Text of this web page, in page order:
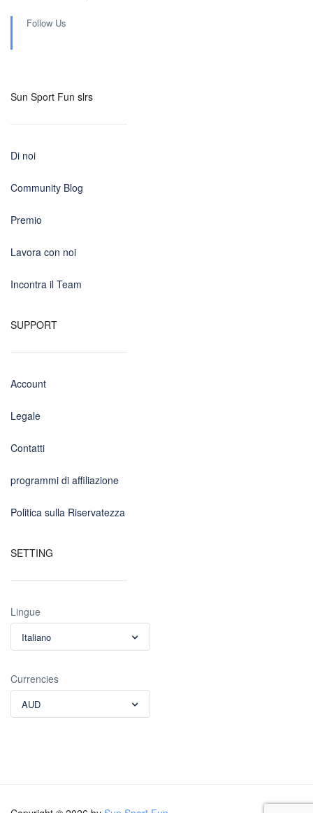
Follow Us
Sun Sport Fun slrs
Di noi
Community Blog
Premio
Lavora con noi
Incontra il Team
SUPPORT
Account
Legale
Contatti
programmi di affiliazione
Politica sulla Riservatezza
SETTING
Lingue
Italiano
Currencies
AUD